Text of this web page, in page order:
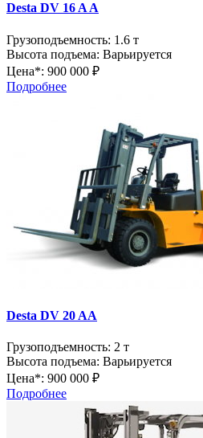
Desta DV 16 A A
Грузоподъемность: 1.6 т
Высота подъема: Варьируется
Цена*: 900 000 ₽
Подробнее
Desta DV 20 AA
Грузоподъемность: 2 т
Высота подъема: Варьируется
Цена*: 900 000 ₽
Подробнее